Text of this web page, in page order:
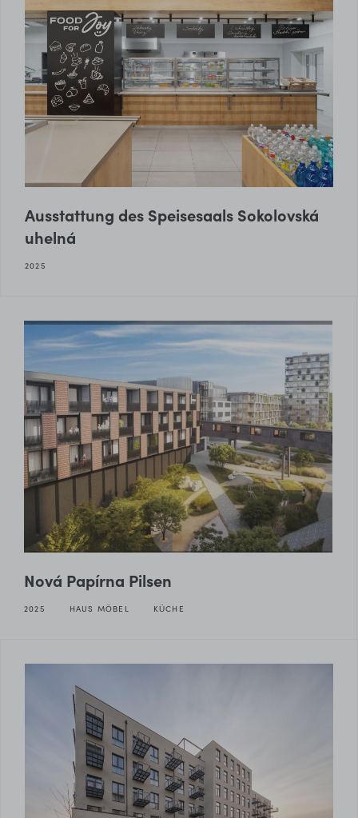
Ausstattung des Speisesaals Sokolovská
uhelná
2025
Nová Papírna Pilsen
2025 HAUS MÖBEL KÜCHE